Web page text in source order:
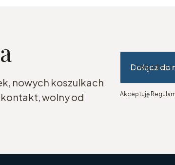
nowych koszulkach
wolny od
Twój adres
Dołącz do
Akceptuję